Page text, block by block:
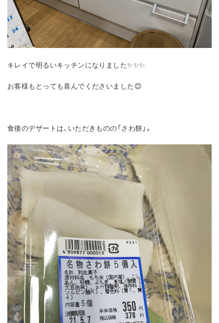
キレイで明るいキッチンになりました✨✨✨
お客様もとっても喜んでくださいました😊
食後のデザートは、いただきものの「さわ餅」。